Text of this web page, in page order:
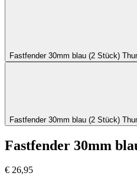
Fastfender 30mm
€ 26,95